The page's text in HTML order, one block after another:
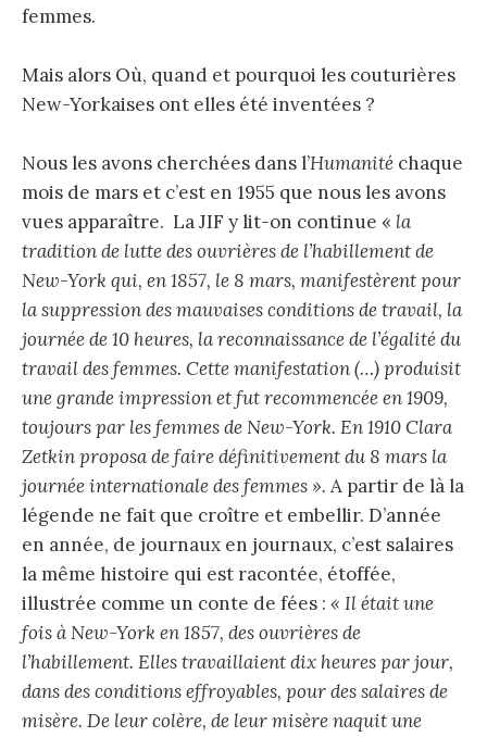
femmes.
Mais alors Où, quand et pourquoi les couturières
New-Yorkaises ont elles été inventées ?
Nous les avons cherchées dans l’Humanité chaque
mois de mars et c’est en 1955 que nous les avons
vues apparaître. La JIF y lit-on continue « la
tradition de lutte des ouvrières de l’habillement de
New-York qui, en 1857, le 8 mars, manifestèrent pour
la suppression des mauvaises conditions de travail, la
journée de 10 heures, la reconnaissance de l’égalité du
travail des femmes. Cette manifestation (…) produisit
une grande impression et fut recommencée en 1909,
toujours par les femmes de New-York. En 1910 Clara
Zetkin proposa de faire définitivement du 8 mars la
journée internationale des femmes ». A partir de là la
légende ne fait que croître et embellir. D’année
en année, de journaux en journaux, c’est salaires
la même histoire qui est racontée, étoffée,
illustrée comme un conte de fées : « Il était une
fois à New-York en 1857, des ouvrières de
l’habillement. Elles travaillaient dix heures par jour,
dans des conditions effroyables, pour des salaires de
misère. De leur colère, de leur misère naquit une